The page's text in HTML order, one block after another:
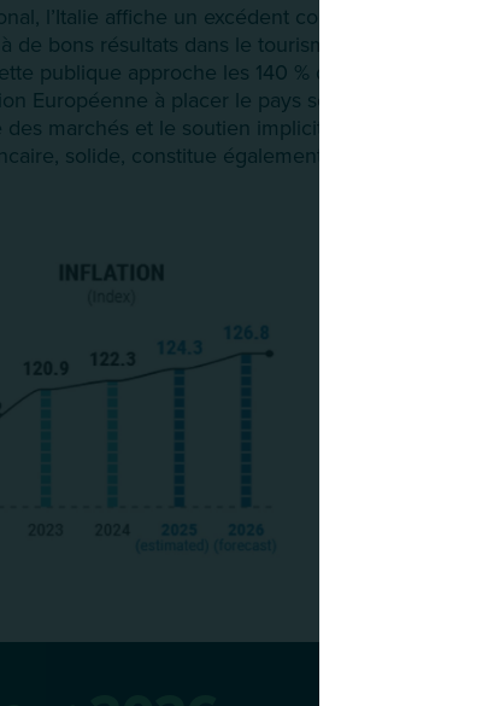
l’Italie affiche un excédent courant depuis
à de bons résultats dans le tourisme. Néanmoins,
publique approche les 140 % du PIB, et le
Européenne à placer le pays sous procédure de
des marchés et le soutien implicite de la BCE
solide, constitue également un facteur de